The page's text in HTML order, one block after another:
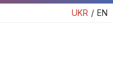
UKR EN